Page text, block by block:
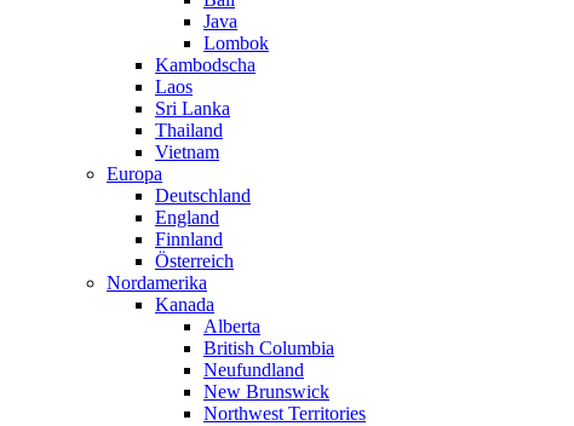
Java
Lombok
Kambodscha
Laos
Sri Lanka
Thailand
Vietnam
Europa
Deutschland
England
Finnland
Österreich
Nordamerika
Kanada
Alberta
British Columbia
Neufundland
New Brunswick
Northwest Territories